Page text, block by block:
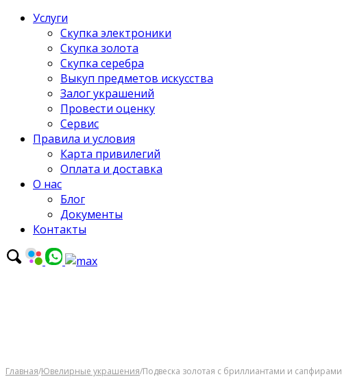
Услуги
Скупка электроники
Скупка золота
Скупка серебра
Выкуп предметов искусства
Залог украшений
Провести оценку
Сервис
Правила и условия
Карта привилегий
Оплата и доставка
О нас
Блог
Документы
Контакты
Главная/Ювелирные украшения/Подвeска золотaя с бриллиантами и сaпфирами